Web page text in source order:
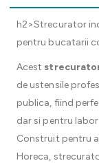
h2>Strecurator
pentru bucatarii
Acest
de ustensile
publica, fiind
dar si pentru
Construit pentru
Horeca,